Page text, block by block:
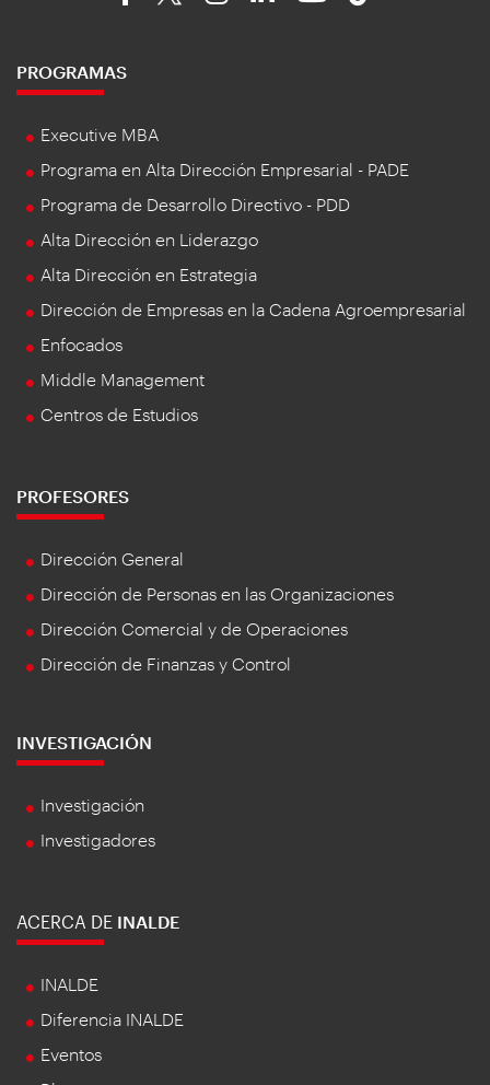
PROGRAMAS
Executive MBA
Programa en Alta Dirección Empresarial - PADE
Programa de Desarrollo Directivo - PDD
Alta Dirección en Liderazgo
Alta Dirección en Estrategia
Dirección de Empresas en la Cadena Agroempresarial
Enfocados
Middle Management
Centros de Estudios
PROFESORES
Dirección General
Dirección de Personas en las Organizaciones
Dirección Comercial y de Operaciones
Dirección de Finanzas y Control
INVESTIGACIÓN
Investigación
Investigadores
ACERCA DE INALDE
INALDE
Diferencia INALDE
Eventos